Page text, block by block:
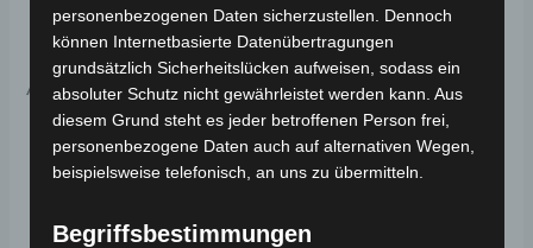
Ähnliche Produkte
personenbezogenen Daten sicherzustellen. Dennoch
können Internetbasierte Datenübertragungen
grundsätzlich Sicherheitslücken aufweisen, sodass ein
absoluter Schutz nicht gewährleistet werden kann. Aus
diesem Grund steht es jeder betroffenen Person frei,
personenbezogene Daten auch auf alternativen Wegen,
beispielsweise telefonisch, an uns zu übermitteln.
Begriffsbestimmungen